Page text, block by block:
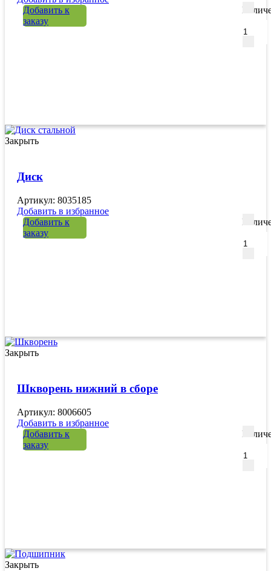
Добавить к
заказу
Закрыть
Диск
Артикул: 8035185
Добавить в избранное
Добавить к
заказу
Закрыть
Шкворень нижний в сборе
Артикул: 8006605
Добавить в избранное
Добавить к
заказу
Закрыть